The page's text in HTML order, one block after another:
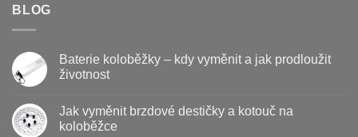
BLOG
Baterie koloběžky – kdy vyměnit a jak prodloužit
životnost
textu
s
Jak vyměnit brzdové destičky a kotouč na
koloběžce